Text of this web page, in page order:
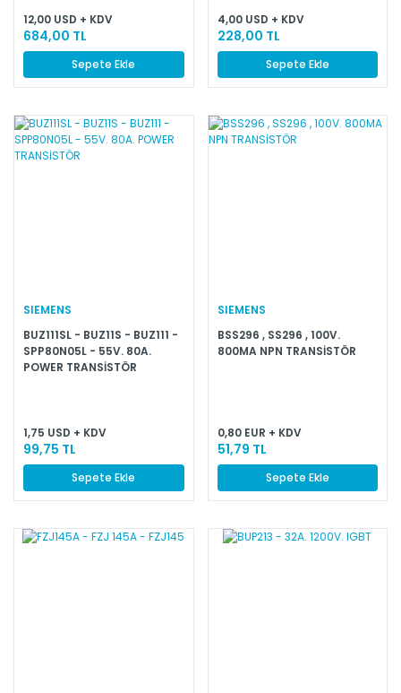
12,00 USD + KDV
684,00 TL
Sepete Ekle
4,00 USD + KDV
228,00 TL
Sepete Ekle
SIEMENS
BUZ111SL - BUZ11S - BUZ111 -
SPP80N05L - 55V. 80A.
POWER TRANSİSTÖR
1,75 USD + KDV
99,75 TL
Sepete Ekle
SIEMENS
BSS296 , SS296 , 100V.
800MA NPN TRANSİSTÖR
0,80 EUR + KDV
51,79 TL
Sepete Ekle